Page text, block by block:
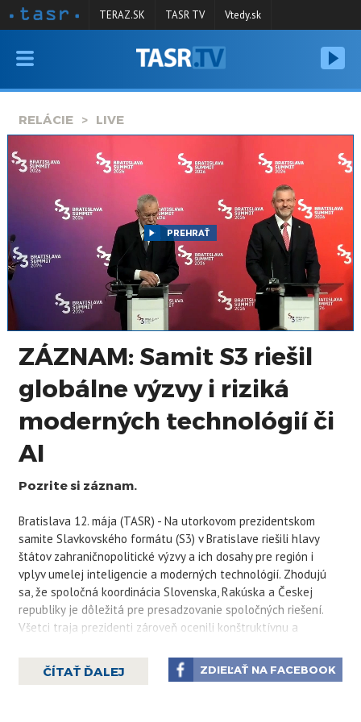
VYSIELANIE
SPRAVODAJSTVO
KONTAKT
ARCHÍV
TERAZ.SK TASR TV Vtedy.sk
RELÁCIE LIVE
PREHRAŤ
ZÁZNAM: Samit S3 riešil
globálne výzvy i riziká
moderných technológií či
AI
Pozrite si záznam.
Bratislava 12. mája (TASR) - Na utorkovom prezidentskom
samite Slavkovského formátu (S3) v Bratislave riešili hlavy
štátov zahraničnopolitické výzvy a ich dosahy pre región i
vplyv umelej inteligencie a moderných technológií. Zhodujú
sa, že spoločná koordinácia Slovenska, Rakúska a Českej
republiky je dôležitá pre presadzovanie spoločných riešení.
Všetci traja prezidenti zároveň ocenili konštruktívnu a
Informovali o tom na spoločnej tlačovej konferencii po
skončení samitu.
ČÍTAŤ ĎALEJ ZDIEĽAŤ NA FACEBOOK